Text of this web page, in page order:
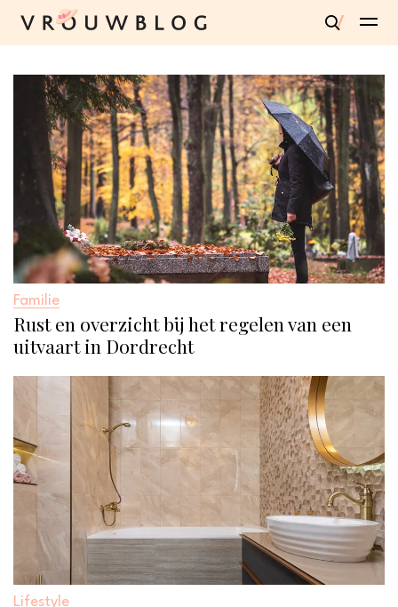
Familie
Rust en overzicht bij het regelen van een
uitvaart in Dordrecht
Lifestyle